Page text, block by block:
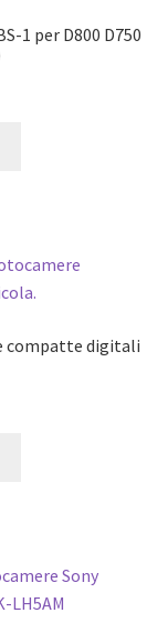
1 per D800 D750
compatte digitali